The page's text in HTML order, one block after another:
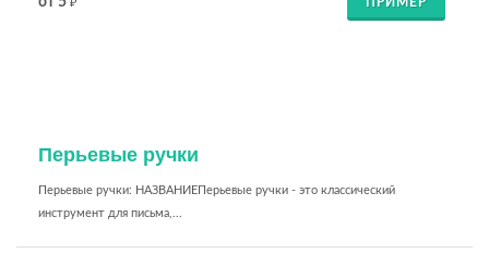
Перьевые ручки
Перьевые ручки: НАЗВАНИЕПерьевые ручки - это классический
инструмент для письма,...